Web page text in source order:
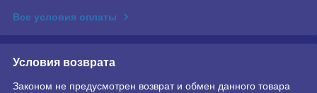
Все условия оплаты
Условия возврата
Законом не предусмотрен возврат и обмен данного товара